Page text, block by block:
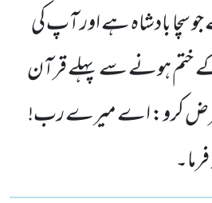
جو سچا بادشاہ ہے اور آپ کی
ختم ہونے سے پہلے قرآن
عرض کرو: اے میرے رب!